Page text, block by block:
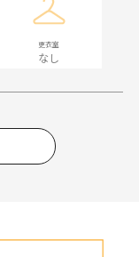
更衣室
なし